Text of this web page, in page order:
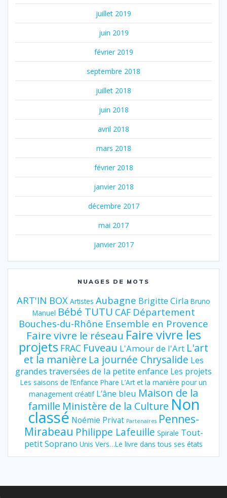
juillet 2019
juin 2019
février 2019
septembre 2018
juillet 2018
juin 2018
avril 2018
mars 2018
février 2018
janvier 2018
décembre 2017
mai 2017
janvier 2017
NUAGES DE MOTS
ART'IN BOX Artistes Aubagne Brigitte Cirla Bruno
Manuel Bébé TUTU CAF Département
Bouches-du-Rhône Ensemble en Provence
Faire vivre le réseau Faire vivre les
projets FRAC Fuveau L'Amour de l'Art L'art
et la manière La journée Chrysalide Les
grandes traversées de la petite enfance Les projets
Les saisons de l’Enfance Phare L’Art et la manière pour un
management créatif L’âne bleu Maison de la
famille Ministère de la Culture Non
classé Noémie Privat Partenaires Pennes-
Mirabeau Philippe Lafeuille Spirale Tout-
petit Soprano Unis Vers…Le livre dans tous ses états